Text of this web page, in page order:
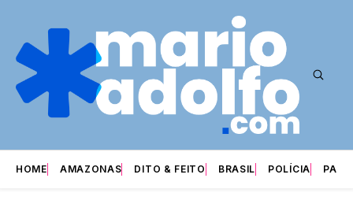
HOME AMAZONAS DITO & FEITO BRASIL POLÍCIA